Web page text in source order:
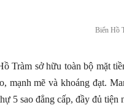
Biển Hồ
Tràm sở hữu toàn bộ mặt
mạnh mẽ và khoáng đạt.
5 sao đẳng cấp, đầy đủ tiện